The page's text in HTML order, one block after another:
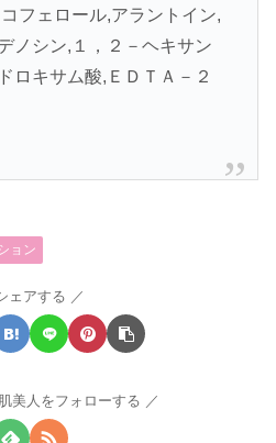
フェロール,アラントイン,
ノシン,１，２－ヘキサン
ロキサム酸,ＥＤＴＡ－２
ョン
ェアする
美人をフォローする